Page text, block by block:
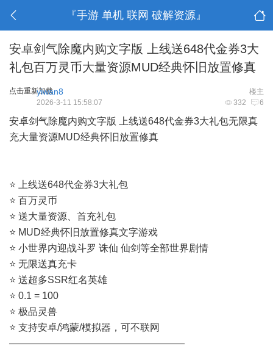
『手游 单机 联网 破解资源』
安卓剑气除魔内购文字版 上线送648代金券3大
礼包百万灵币大量资源MUD经典怀旧放置修真
点击重新加载 楼主
yiwan8
332 6
2026-3-11 15:58:07
安卓剑气除魔内购文字版 上线送648代金券3大礼包无限真
充大量资源MUD经典怀旧放置修真
⭐ 上线送648代金券3大礼包
⭐ 百万灵币
⭐ 送大量资源、首充礼包
⭐ MUD经典怀旧放置修真文字游戏
⭐ 小世界内迎战斗罗 诛仙 仙剑等全部世界剧情
⭐ 无限送真充卡
⭐ 送超多SSR红名英雄
⭐ 0.1 = 100
⭐ 极品灵兽
⭐ 支持安卓/鸿蒙/模拟器，可不联网
——————————————————